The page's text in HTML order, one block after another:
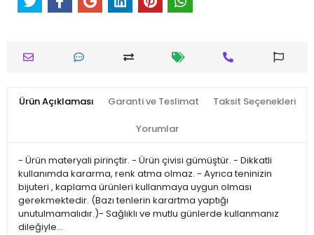
Ürün Açıklaması Garanti ve Teslimat Taksit Seçenekleri
Yorumlar
- Ürün materyali pirinçtir. - Ürün çivisi gümüştür. - Dikkatli
kullanımda kararma, renk atma olmaz. - Ayrıca teninizin
bijuteri , kaplama ürünleri kullanmaya uygun olması
gerekmektedir. (Bazı tenlerin karartma yaptığı
unutulmamalıdır.)- Sağlıklı ve mutlu günlerde kullanmanız
dileğiyle…